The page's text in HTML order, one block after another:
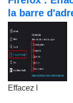
la barre
Effacez l